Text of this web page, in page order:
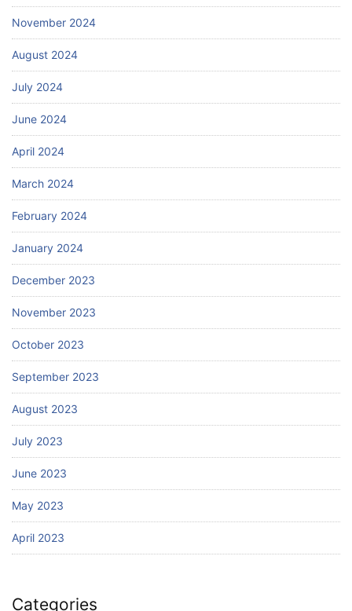
November 2024
August 2024
July 2024
June 2024
April 2024
March 2024
February 2024
January 2024
December 2023
November 2023
October 2023
September 2023
August 2023
July 2023
June 2023
May 2023
April 2023
Categories